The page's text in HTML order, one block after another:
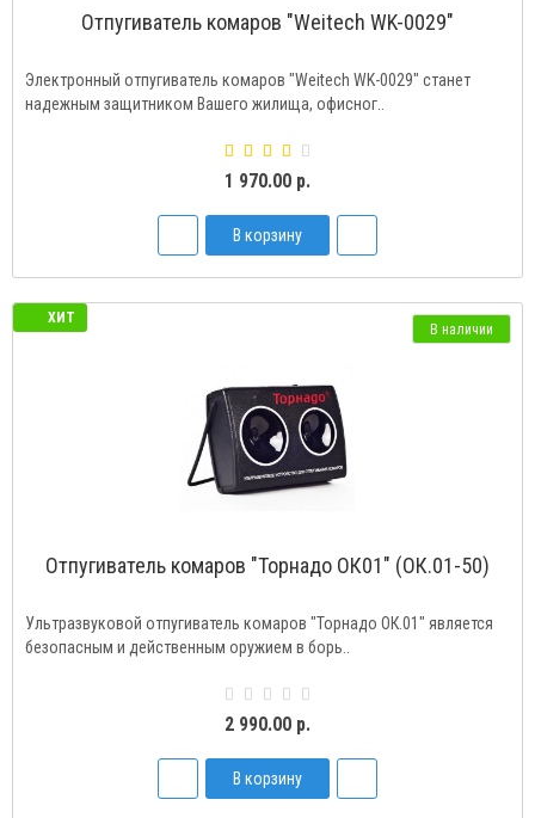
Отпугиватель комаров "Weitech WK-0029"
Электронный отпугиватель комаров "Weitech WK-0029" станет
надежным защитником Вашего жилища, офисног..
1 970.00 р.
В корзину
ХИТ
В наличии
Отпугиватель комаров "Торнадо ОК01" (ОК.01-50)
Ультразвуковой отпугиватель комаров "Торнадо ОК.01" является
безопасным и действенным оружием в борь..
2 990.00 р.
В корзину